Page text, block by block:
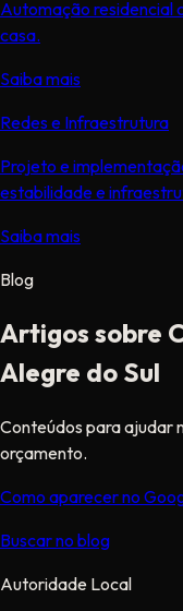
Automação residencial
casa.
Saiba mais
Redes e Infraestrutura
Projeto e
estabilidade e
Saiba mais
Blog
Artigos sobre
Alegre do Sul
Conteúdos para ajudar
orçamento.
Como aparecer no
Buscar no blog
Autoridade Local